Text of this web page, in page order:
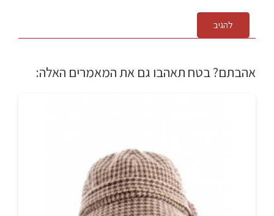
להגיב
אהבתם? בטח תאהבו גם את המאמרים האלה: